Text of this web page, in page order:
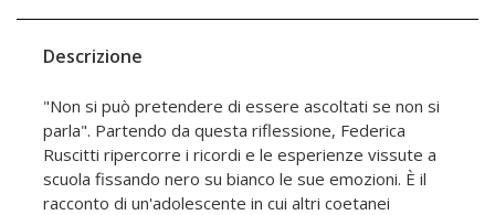
Descrizione
"Non si può pretendere di essere ascoltati se non si
parla". Partendo da questa riflessione, Federica
Ruscitti ripercorre i ricordi e le esperienze vissute a
scuola fissando nero su bianco le sue emozioni. È il
racconto di un'adolescente in cui altri coetanei